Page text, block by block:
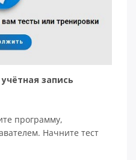
запись
программу,
Начните тест